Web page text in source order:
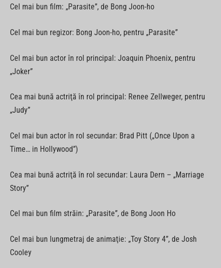
Cel mai bun film: „Parasite”, de Bong Joon-ho
Cel mai bun regizor: Bong Joon-ho, pentru „Parasite”
Cel mai bun actor în rol principal: Joaquin Phoenix, pentru
„Joker”
Cea mai bună actriţă în rol principal: Renee Zellweger, pentru
„Judy”
Cel mai bun actor în rol secundar: Brad Pitt („Once Upon a
Time… in Hollywood”)
Cea mai bună actriţă în rol secundar: Laura Dern – „Marriage
Story”
Cel mai bun film străin: „Parasite”, de Bong Joon Ho
Cel mai bun lungmetraj de animaţie: „Toy Story 4”, de Josh
Cooley